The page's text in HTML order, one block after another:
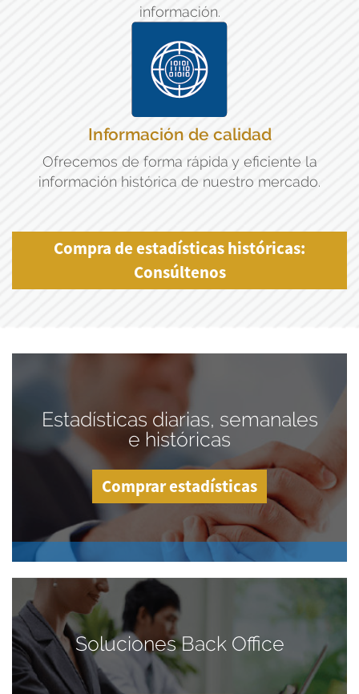
información.
Información de calidad
Ofrecemos de forma rápida y eficiente la
información histórica de nuestro mercado.
Compra de estadísticas históricas:
Consúltenos
Estadísticas diarias, semanales
e históricas
Comprar estadísticas
Soluciones Back Office